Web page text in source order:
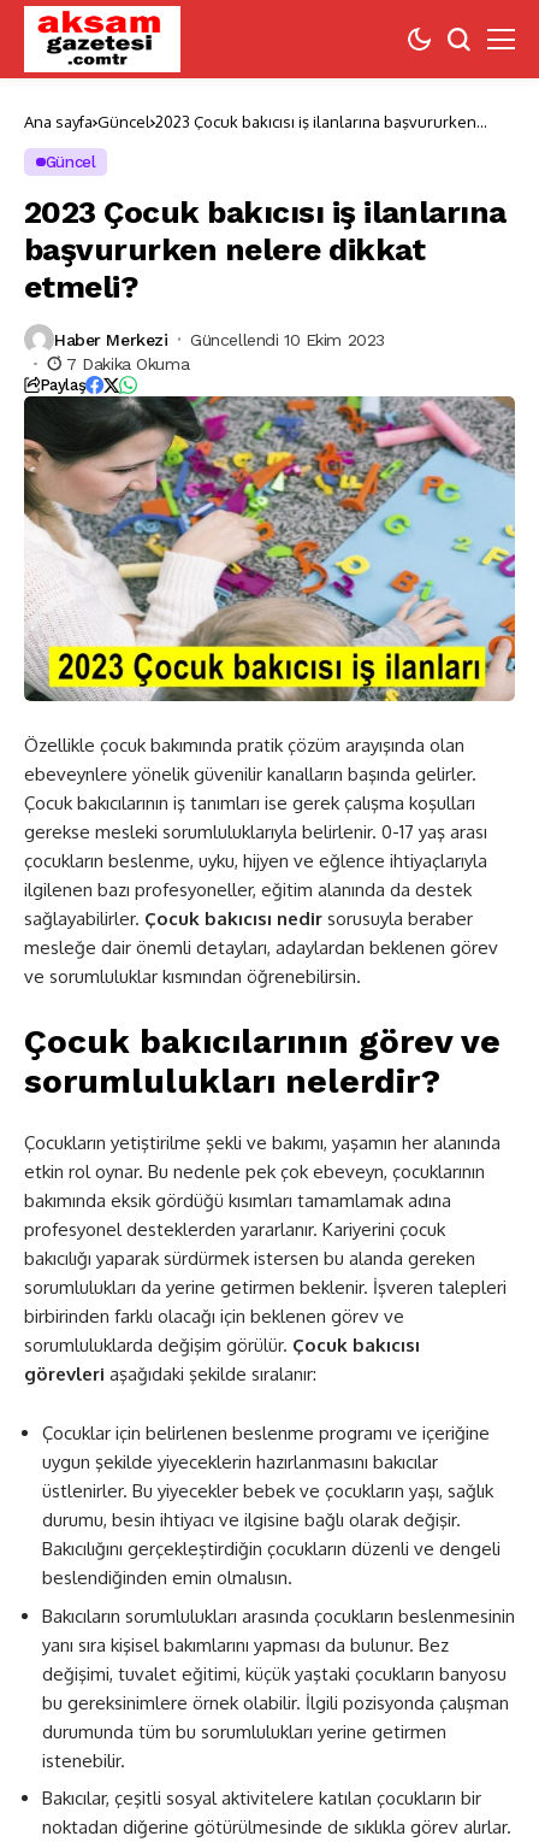
Ana sayfa Güncel 2023 Çocuk bakıcısı iş ilanlarına başvururken
Güncel
2023 Çocuk bakıcısı iş ilanlarına
başvururken nelere dikkat
etmeli?
Haber Merkezi
Güncellendi 10 Ekim 2023
7 Dakika Okuma
Paylaş
Özellikle çocuk bakımında pratik çözüm arayışında olan
ebeveynlere yönelik güvenilir kanalların başında gelirler.
Çocuk bakıcılarının iş tanımları ise gerek çalışma koşulları
gerekse mesleki sorumluluklarıyla belirlenir. 0-17 yaş arası
çocukların beslenme, uyku, hijyen ve eğlence ihtiyaçlarıyla
ilgilenen bazı profesyoneller, eğitim alanında da destek
sağlayabilirler. Çocuk bakıcısı nedir sorusuyla beraber
mesleğe dair önemli detayları, adaylardan beklenen görev
ve sorumluluklar kısmından öğrenebilirsin.
Çocuk bakıcılarının görev ve
sorumlulukları nelerdir?
Çocukların yetiştirilme şekli ve bakımı, yaşamın her alanında
etkin rol oynar. Bu nedenle pek çok ebeveyn, çocuklarının
bakımında eksik gördüğü kısımları tamamlamak adına
profesyonel desteklerden yararlanır. Kariyerini çocuk
bakıcılığı yaparak sürdürmek istersen bu alanda gereken
sorumlulukları da yerine getirmen beklenir. İşveren talepleri
birbirinden farklı olacağı için beklenen görev ve
sorumluluklarda değişim görülür. Çocuk bakıcısı
görevleri aşağıdaki şekilde sıralanır:
Çocuklar için belirlenen beslenme programı ve içeriğine
uygun şekilde yiyeceklerin hazırlanmasını bakıcılar
üstlenirler. Bu yiyecekler bebek ve çocukların yaşı, sağlık
durumu, besin ihtiyacı ve ilgisine bağlı olarak değişir.
Bakıcılığını gerçekleştirdiğin çocukların düzenli ve dengeli
beslendiğinden emin olmalısın.
Bakıcıların sorumlulukları arasında çocukların beslenmesinin
yanı sıra kişisel bakımlarını yapması da bulunur. Bez
değişimi, tuvalet eğitimi, küçük yaştaki çocukların banyosu
bu gereksinimlere örnek olabilir. İlgili pozisyonda çalışman
durumunda tüm bu sorumlulukları yerine getirmen
istenebilir.
Bakıcılar, çeşitli sosyal aktivitelere katılan çocukların bir
noktadan diğerine götürülmesinde de sıklıkla görev alırlar.